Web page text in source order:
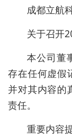
成都立航
关于召开
本公司董
存在任何虚假
并对其内容的
责任。
重要内容